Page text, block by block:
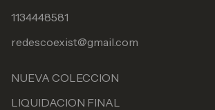
1134448581
redescoexist@gmail.com
NUEVA COLECCION
LIQUIDACION FINAL